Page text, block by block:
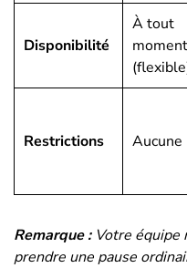
Disponibilité
À tout
moment
Restrictions Aucune
Remarque :Votre équipe
prendre une pause